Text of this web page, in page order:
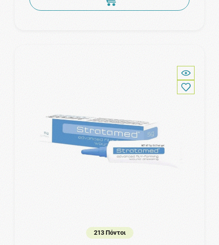
213 Πόντοι